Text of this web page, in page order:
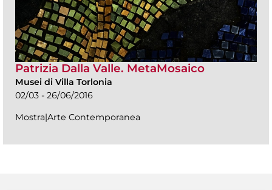
Patrizia Dalla Valle. MetaMosaico
Musei di Villa Torlonia
02/03 - 26/06/2016
Mostra|Arte Contemporanea